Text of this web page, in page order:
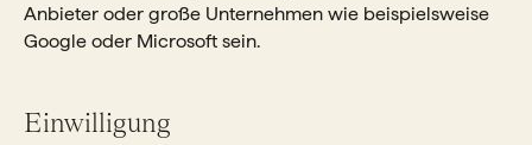
Anbieter oder große Unternehmen wie beispielsweise
Google oder Microsoft sein.
Einwilligung